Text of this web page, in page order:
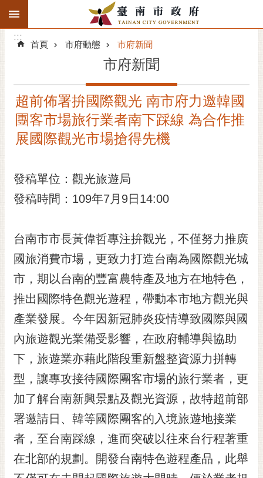
跳到主要內容區塊
搜
階
精彩府城
市府動態
市民互動
黃
偉
哲
光
花
桐
花
祭
網
站
導
:::
:::
首頁 市府動態 市府新聞
市府新聞
超前佈署拚國際觀光 南市府力邀韓國
團客市場旅行業者南下踩線 為合作推
展國際觀光市場搶得先機
發稿單位：觀光旅遊局
發稿時間：109年7月9日14:00
台南市市長黃偉哲專注拚觀光，不僅努力推廣
國旅消費市場，更致力打造台南為國際觀光城
市，期以台南的豐富農特產及地方在地特色，
推出國際特色觀光遊程，帶動本市地方觀光與
產業發展。今年因新冠肺炎疫情導致國際與國
內旅遊觀光業備受影響，在政府輔導與協助
下，旅遊業亦藉此階段重新盤整資源力拼轉
型，讓專攻接待國際團客市場的旅行業者，更
加了解台南新興景點及觀光資源，故特超前部
署邀請日、韓等國際團客的入境旅遊地接業
者，至台南踩線，進而突破以往來台行程著重
在北部的規劃。開發台南特色遊程產品，此舉